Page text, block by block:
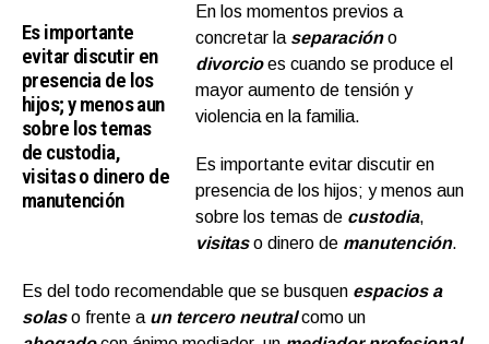
Es importante
evitar discutir en
presencia de los
hijos; y menos aun
sobre los temas
de custodia,
visitas o dinero de
manutención
En los momentos previos a
concretar la separación o
divorcioes cuando se produce el
mayor aumento de tensión y
violencia en la familia.
Es importante evitar discutir en
presencia de los hijos; y menos aun
sobre los temas de custodia,
visitaso dinero de manutención.
Es del todo recomendable que se busquen espacios a
solaso frente a un tercero neutral como un